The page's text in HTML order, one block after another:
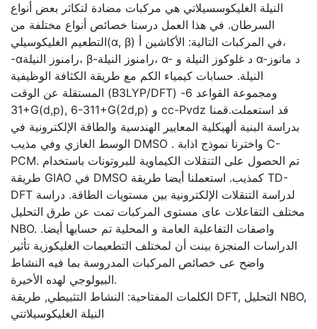
النيلة الغليكوسسيلاتي هي مركبات مضادة لتكاثر بعض أنواع
السرطان. في هذا العمل درسنا خصائص أنواع مختلفة من
التطعيم الغليكوسيلي(α, β) في المركبات التالية: الأكاشين أ،
-αرامنوز النيلة، β-رامنوز النيلة، α- د غلوكوز النيلة و α-د مانوز
النيلة. حسابات كيمياء الكم مع طريقة الكثافة الوظيفية
المستقلة عن الوقت (B3LYP/DFT) ومجموعة القواعد 6-
31+G(d,p), 6-311+G(2d,p) و cc-Pvdz قد استعملت.قمنا
بدراسة البنية ألهيكلية المعايير الهندسية والطاقة الإلكترونية في
الوسط الغازي وفي مذيب DMSO . واخترنا نموذج اذابة C-
PCM. تم الحصول على التنقلات الكيماوية للبروتونات باستخدام
طريقة GIAO في DMSO كمذيب. استعملنا أيضا طريقة TD-
DFT لدراسة التنقلات الإلكترونية بين مستويات الطاقة. دراسة
مختلف التفاعلات عاى مستوى المركبات تمت عن طرق التحليل
NBO. واصفات التفاعلية العامة و المحلية تم حسابها أيضا.
الدراسات المنجزة بينت أن لمختلف التطعيمات الغليكوزية تأثير
واضح عى خصائص المركبات المدروسة بما فيه النشاط
البيولوجي لهده الأخيرة.
الكلمات المفتاحية: النشاط التثبيطي, طريقة DFT, التحليل NBO,
النيلة الغليكوسيلاتتي